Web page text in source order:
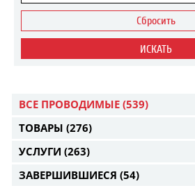
Сбросить
ИСКАТЬ
ВСЕ ПРОВОДИМЫЕ (539)
ТОВАРЫ (276)
УСЛУГИ (263)
ЗАВЕРШИВШИЕСЯ (54)